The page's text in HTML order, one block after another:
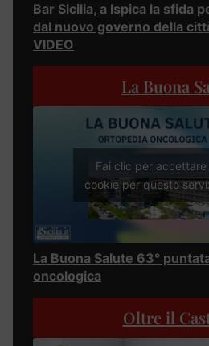
Bar Sicilia, a Ispica la sfida
dal nuovo governo della
VIDEO
La Buona
Fai clic per accettare
cookie per questo
La Buona Salute 63°
oncologica
Oltre il